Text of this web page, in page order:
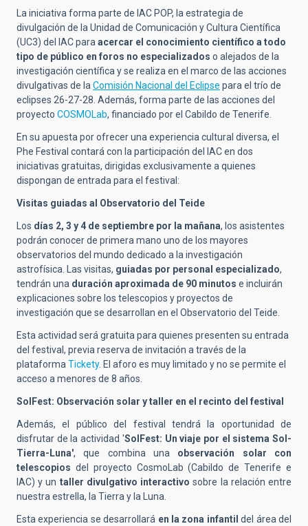
La iniciativa forma parte de IAC POP, la estrategia de
divulgación de la Unidad de Comunicación y Cultura Científica
(UC3) del IAC paraacercar el conocimiento científico a todo
tipo de público en foros no especializados o alejados de la
investigación científica y se realiza en el marco de las acciones
divulgativas de laComisión Nacional del Eclipse para el trío de
eclipses 26-27-28. Además, forma parte de las acciones del
proyecto COSMOLab, financiado por el Cabildo de Tenerife.
En su apuesta por ofrecer una experiencia cultural diversa, el
Phe Festival contará con la participación del IAC en dos
iniciativas gratuitas, dirigidas exclusivamente a quienes
dispongan de entrada para el festival:
Visitas guiadas al Observatorio del Teide
Los días 2, 3 y 4 de septiembre por la mañana, los asistentes
podrán conocer de primera mano uno de los mayores
observatorios del mundo dedicado a la investigación
astrofísica. Las visitas, guiadas por personal especializado,
tendrán una duración aproximada de 90 minutos e incluirán
explicaciones sobre los telescopios y proyectos de
investigación que se desarrollan en el Observatorio del Teide.
Esta actividad será gratuita para quienes presenten su entrada
del festival, previa reserva de invitación a través de la
plataformaTickety. El aforo es muy limitado y no se permite el
acceso a menores de 8 años.
SolFest: Observación solar y taller en el recinto del festival
Además, el público del festival tendrá la oportunidad de
disfrutar de la actividad 'SolFest: Un viaje por el sistema Sol-
Tierra-Luna', que combina una observación solar con
telescopios del proyecto CosmoLab (Cabildo de Tenerife e
IAC) y un taller divulgativo interactivo sobre la relación entre
nuestra estrella, la Tierra y la Luna.
Esta experiencia se desarrollará en la zona infantil del área del